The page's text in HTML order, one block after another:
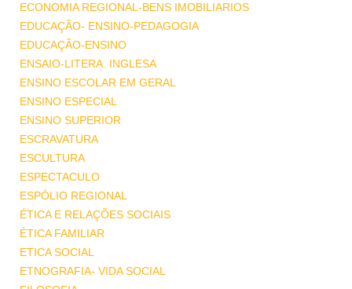
ECONOMIA REGIONAL-BENS IMOBILIARIOS
EDUCAÇÃO- ENSINO-PEDAGOGIA
EDUCAÇÃO-ENSINO
ENSAIO-LITERA. INGLESA
ENSINO ESCOLAR EM GERAL
ENSINO ESPECIAL
ENSINO SUPERIOR
ESCRAVATURA
ESCULTURA
ESPECTACULO
ESPÓLIO REGIONAL
ÉTICA E RELAÇÕES SOCIAIS
ÉTICA FAMILIAR
ETICA SOCIAL
ETNOGRAFIA- VIDA SOCIAL